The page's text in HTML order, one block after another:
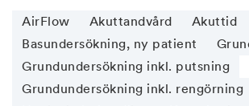
AirFlow Akuttandvård Akuttid
Basundersökning, ny patient
Grundundersökning inkl. putsning
Grundundersökning inkl. rengörning